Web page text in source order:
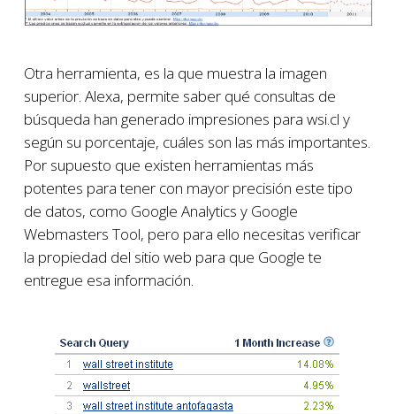
Otra herramienta, es la que muestra la imagen
superior. Alexa, permite saber qué consultas de
búsqueda han generado impresiones para wsi.cl y
según su porcentaje, cuáles son las más importantes.
Por supuesto que existen herramientas más
potentes para tener con mayor precisión este tipo
de datos, como Google Analytics y Google
Webmasters Tool, pero para ello necesitas verificar
la propiedad del sitio web para que Google te
entregue esa información.